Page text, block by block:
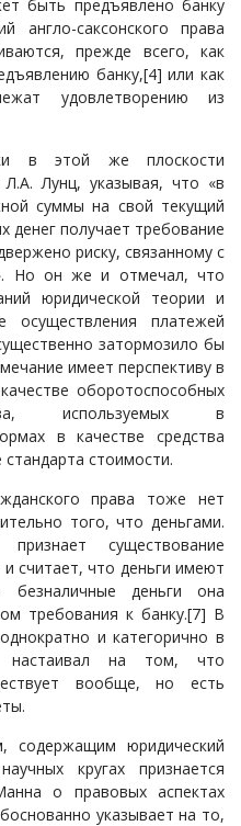
быть предъявлено банку
саксонского права
прежде всего, как
банку,[4] или как
удовлетворению из
в этой же плоскости
Лунц, указывая, что «в
суммы на свой текущий
денег получает требование
риску, связанному с
Но он же и отмечал, что
юридической теории и
осуществления платежей
затормозило бы
имеет перспективу в
оборотоспособных
используемых в
в качестве средства
стоимости.
права тоже нет
того, что деньгами.
существование
считает, что деньги имеют
безналичные деньги она
требования к банку.[7] В
и категорично в
настаивал на том, что
вообще, но есть
содержащим юридический
кругах признается
о правовых аспектах
указывает на то,